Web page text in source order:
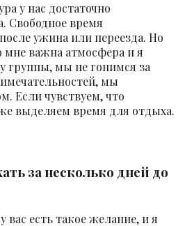
у нас достаточно
Свободное время
ужина или переезда. Но
мне важна атмосфера и я
группы, мы не гонимся за
мы
Если чувствуем, что
выделяем время для отдыха.
за несколько дней до
есть такое желание, и я